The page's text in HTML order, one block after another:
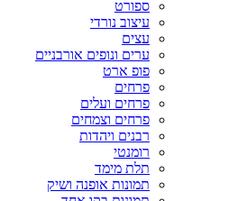
ספורט
עיצוב נורדי
עצים
ערים ונופים אורבניים
פופ ארט
פרחים
פרחים ועלים
פרחים וצמחים
רבנים ויהדות
רומנטי
תלת מימד
תמונות אופנה ושיק